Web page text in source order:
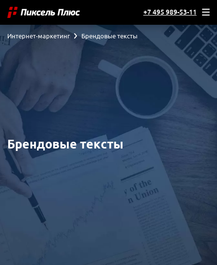
+7 495 989-53-11
Брендовые тексты
Интернет-маркетинг Брендовые тексты